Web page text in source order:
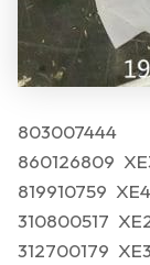
803007444
860126809
819910759
310800517
312700179